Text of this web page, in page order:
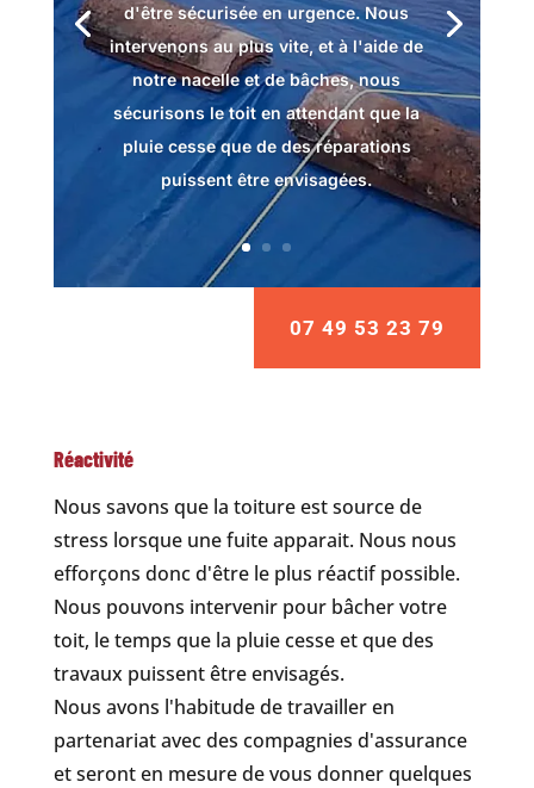
d'être sécurisée en urgence. Nous
intervenons au plus vite, et à l'aide de
notre nacelle et de bâches, nous
sécurisons le toit en attendant que la
pluie cesse que de des réparations
puissent être envisagées.
07 49 53 23 79
Réactivité
Nous savons que la toiture est source de
stress lorsque une fuite apparait. Nous nous
efforçons donc d'être le plus réactif possible.
Nous pouvons intervenir pour bâcher votre
toit, le temps que la pluie cesse et que des
travaux puissent être envisagés.
Nous avons l'habitude de travailler en
partenariat avec des compagnies d'assurance
et seront en mesure de vous donner quelques